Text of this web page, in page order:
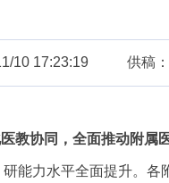
10 17:23:19 供稿
教协同，全面推动附属
能力水平全面提升。